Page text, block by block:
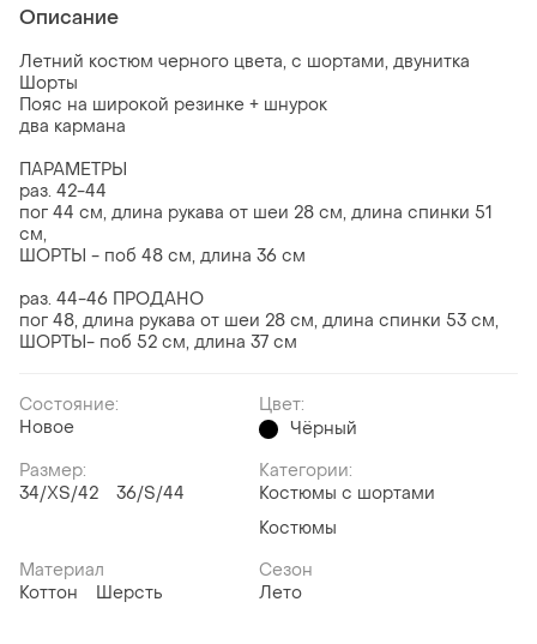
Описание
Летний костюм черного цвета, с шортами, двунитка
Шорты
Пояс на широкой резинке + шнурок
два кармана
ПАРАМЕТРЫ
раз. 42-44
пог 44 см, длина рукава от шеи 28 см, длина спинки 51
см,
ШОРТЫ - поб 48 см, длина 36 см
раз. 44-46 ПРОДАНО
пог 48, длина рукава от шеи 28 см, длина спинки 53 см,
ШОРТЫ- поб 52 см, длина 37 см
Состояние:
Новое
Цвет:
Чёрный
Размер:
34/XS/42
36/S/44
Категории:
Костюмы с шортами
Костюмы
Материал
Коттон
Шерсть
Сезон
Лето